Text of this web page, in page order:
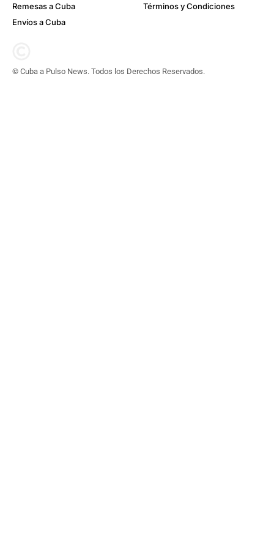
Remesas a Cuba
Envíos a Cuba
Términos y Condiciones
© Cuba a Pulso News. Todos los Derechos Reservados.